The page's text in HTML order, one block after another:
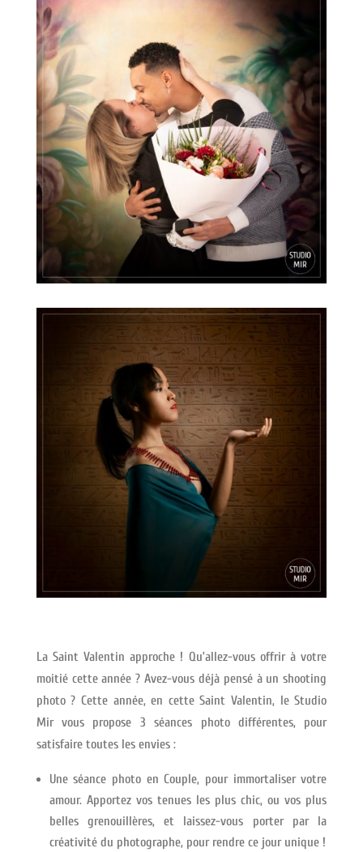
La Saint Valentin approche ! Qu’allez-vous offrir à votre
moitié cette année ? Avez-vous déjà pensé à un shooting
photo ? Cette année, en cette Saint Valentin, le Studio
Mir vous propose 3 séances photo différentes, pour
satisfaire toutes les envies :
Une séance photo en Couple, pour immortaliser votre
amour. Apportez vos tenues les plus chic, ou vos plus
belles grenouillères, et laissez-vous porter par la
créativité du photographe, pour rendre ce jour unique !